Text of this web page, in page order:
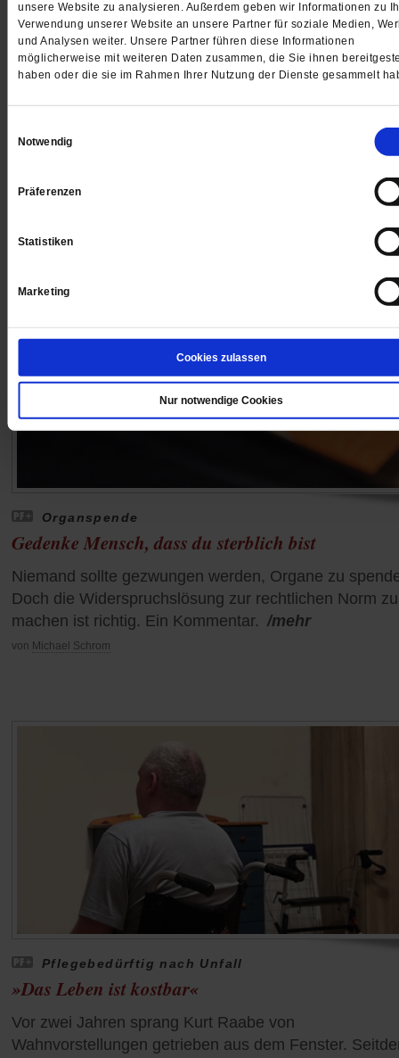
unsere Website zu analysieren. Außerdem geben wir Informationen zu
Verwendung unserer Website an unsere Partner für soziale Medien,
und Analysen weiter. Unsere Partner führen diese Informationen
möglicherweise mit weiteren Daten zusammen, die Sie ihnen
haben oder die sie im Rahmen Ihrer Nutzung der Dienste gesammelt
Notwendig
Präferenzen
Statistiken
Marketing
Cookies zulassen
Nur notwendige Cookies
Fotostrecke: Organspende
Warten auf ein neues Leben
Was heißt es, auf eine neue Niere oder ein neues
hoffen? Der Fotograf Anton Vester porträtiert
die auf ein Spenderorgan warten und im Ungewissen
vonBirgit-Sara Fabianek
Organspende
Gedenke Mensch, dass du sterblich bist
Niemand sollte gezwungen werden, Organe zu
Doch die Widerspruchslösung zur rechtlichen Norm zu
machen ist richtig. Ein Kommentar. /mehr
von Michael Schrom
Pflegebedürftig nach Unfall
»Das Leben ist kostbar«
Vor zwei Jahren sprang Kurt Raabe von
Wahnvorstellungen getrieben aus dem Fenster.